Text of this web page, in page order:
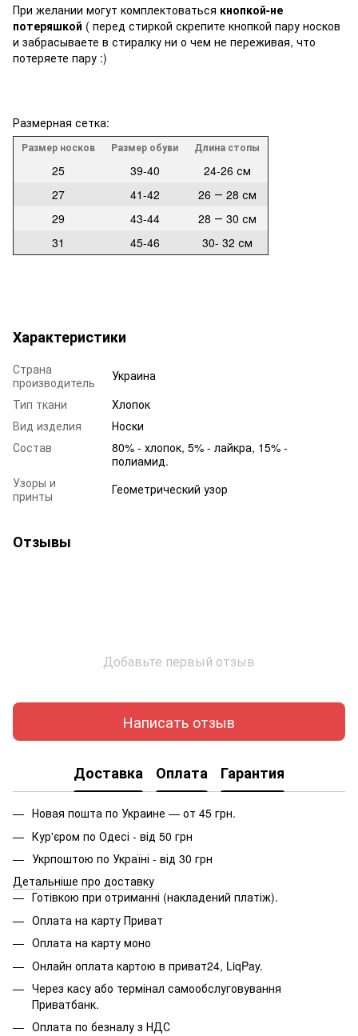
При желании могут комплектоваться кнопкой-не
потеряшкой ( перед стиркой скрепите кнопкой пару носков
и забрасываете в стиралку ни о чем не переживая, что
потеряете пару :)
Размерная сетка:
Размер носков Размер обуви Длина стопы
25 39-40
24-26 см
27
41-42
26 ― 28 см
29
43-44
28 ― 30 см
31
45-46 30- 32 см
Характеристики
Страна
производитель
Украина
Тип ткани
Хлопок
Вид изделия
Носки
Состав
80% - хлопок, 5% - лайкра, 15% -
полиамид.
Узоры и
принты
Геометрический узор
Отзывы
Добавьте первый отзыв
Написать отзыв
Доставка Оплата Гарантия
Новая пошта по Украине — от 45 грн.
Кур'єром по Одесі - від 50 грн
Укрпоштою по Україні - від 30 грн
Детальніше про доставку
Готівкою при отриманні (накладений платіж).
Оплата на карту Приват
Оплата на карту моно
Онлайн оплата картою в приват24, LiqPay.
Через касу або термінал самообслуговування
Приватбанк.
Оплата по безналу з НДС